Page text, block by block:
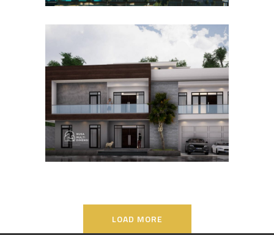
Desain Rumah Bapak Ali di
Lippo Karawaci
DESAIN RUMAH TERBAIK
LOAD MORE